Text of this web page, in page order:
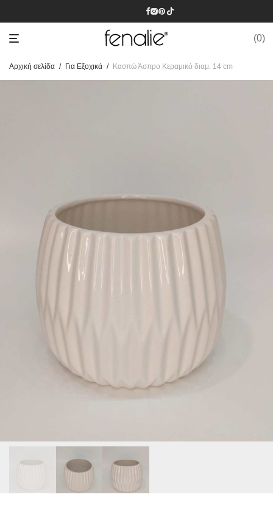
0
Αρχική σελίδα / Για Εξοχικά / Κασπώ Άσπρο Κεραμικό διαμ. 14 cm